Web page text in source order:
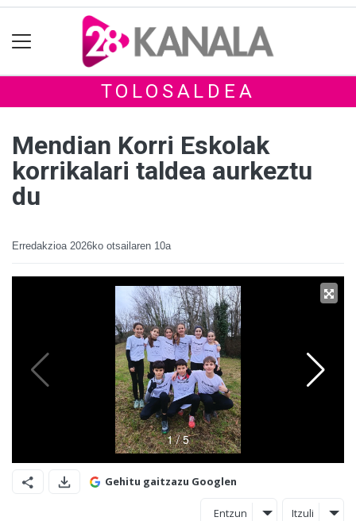
TOLOSALDEA
Mendian Korri Eskolak
korrikalari taldea aurkeztu
du
Erredakzioa 2026ko otsailaren 10a
Gehitu gaitzazu Googlen
Entzun Itzuli